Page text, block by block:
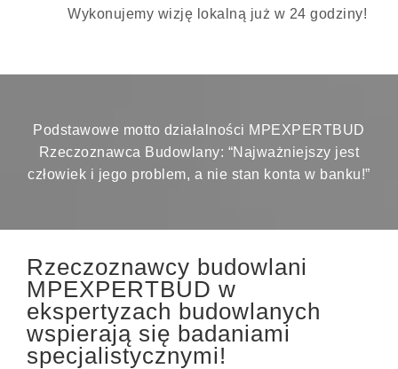
Wykonujemy wizję lokalną już w 24 godziny!
Podstawowe motto działalności MPEXPERTBUD
Rzeczoznawca Budowlany: “Najważniejszy jest
człowiek i jego problem, a nie stan konta w banku!”
Rzeczoznawcy budowlani
MPEXPERTBUD w
ekspertyzach budowlanych
wspierają się badaniami
specjalistycznymi!